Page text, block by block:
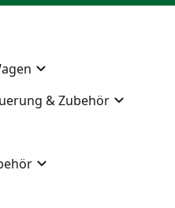
& Zubehör